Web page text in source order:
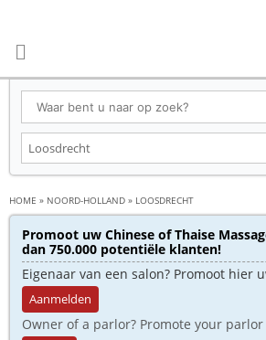
HOME » NOORD-HOLLAND » LOOSDRECHT
Promoot uw Chinese of Thaise
dan 750.000 potentiële klanten!
Eigenaar van een salon? Promoot hier
Aanmelden
Owner of a parlor? Promote your